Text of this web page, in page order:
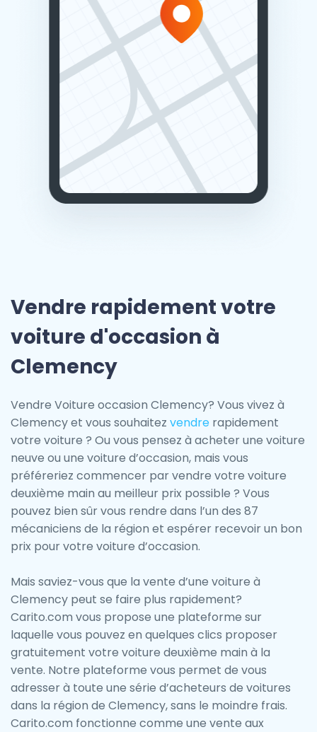
Vendre rapidement votre
voiture d'occasion à
Clemency
Vendre Voiture occasion Clemency? Vous vivez à
Clemency et vous souhaitez vendre rapidement
votre voiture ? Ou vous pensez à acheter une voiture
neuve ou une voiture d’occasion, mais vous
préféreriez commencer par vendre votre voiture
deuxième main au meilleur prix possible ? Vous
pouvez bien sûr vous rendre dans l’un des 87
mécaniciens de la région et espérer recevoir un bon
prix pour votre voiture d’occasion.
Mais saviez-vous que la vente d’une voiture à
Clemency peut se faire plus rapidement?
Carito.com vous propose une plateforme sur
laquelle vous pouvez en quelques clics proposer
gratuitement votre voiture deuxième main à la
vente. Notre plateforme vous permet de vous
adresser à toute une série d’acheteurs de voitures
dans la région de Clemency, sans le moindre frais.
Carito.com fonctionne comme une vente aux